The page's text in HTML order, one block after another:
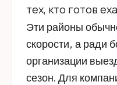
тех, кто готов
Эти районы
скорости, а ради
организации
сезон. Для